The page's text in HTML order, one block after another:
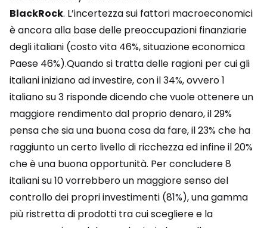
BlackRock. L’incertezza sui fattori macroeconomici
è ancora alla base delle preoccupazioni finanziarie
degli italiani (costo vita 46%, situazione economica
Paese 46%).Quando si tratta delle ragioni per cui gli
italiani iniziano ad investire, con il 34%, ovvero 1
italiano su 3 risponde dicendo che vuole ottenere un
maggiore rendimento dal proprio denaro, il 29%
pensa che sia una buona cosa da fare, il 23% che ha
raggiunto un certo livello di ricchezza ed infine il 20%
che è una buona opportunità. Per concludere 8
italiani su 10 vorrebbero un maggiore senso del
controllo dei propri investimenti (81%), una gamma
più ristretta di prodotti tra cui scegliere e la